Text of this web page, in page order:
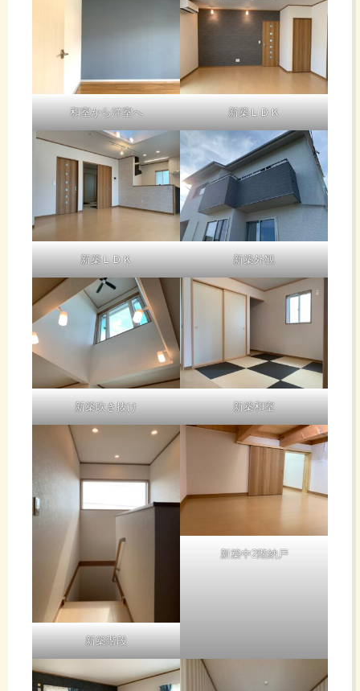
和室から洋室へ 新築ＬＤＫ
新築ＬＤＫ 新築外観
新築吹き抜け 新築和室
新築階段
新築中2階納戸